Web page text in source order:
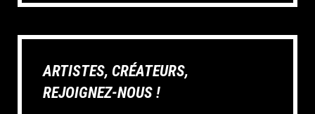
ARTISTES, CRÉATEURS,
REJOIGNEZ-NOUS !